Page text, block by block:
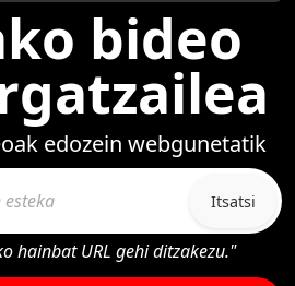
bideo
edozein webgunetatik
Itsatsi
hainbat URL gehi ditzakezu."